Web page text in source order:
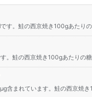
です。鮭の西京焼き100gあたり
。鮭の西京焼き100gあたりの糖
含まれています。鮭の西京焼